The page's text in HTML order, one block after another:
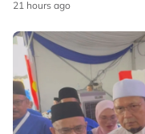
21 hours ago